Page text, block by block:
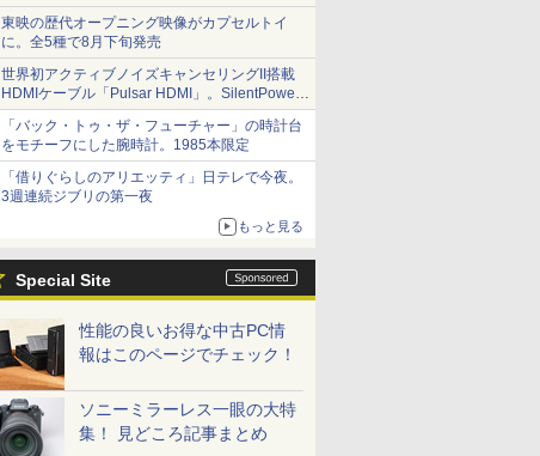
など。夏の特番・配信情報
東映の歴代オープニング映像がカプセルトイ
に。全5種で8月下旬発売
世界初アクティブノイズキャンセリングII搭載
HDMIケーブル「Pulsar HDMI」。SilentPower
から
「バック・トゥ・ザ・フューチャー」の時計台
をモチーフにした腕時計。1985本限定
「借りぐらしのアリエッティ」日テレで今夜。
3週連続ジブリの第一夜
もっと見る
Special Site
性能の良いお得な中古PC情
報はこのページでチェック！
ソニーミラーレス一眼の大特
集！ 見どころ記事まとめ